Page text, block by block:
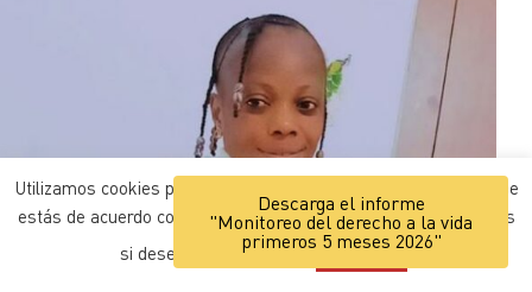
Descarga el informe
"Monitoreo del derecho a la vida
primeros 5 meses 2026"
Utilizamos cookies para mejorar la navegación. Entendemos que
estás de acuerdo con ello, pero puedes personalizar los ajustes
si deseas.
Ajustes ACEPTAR